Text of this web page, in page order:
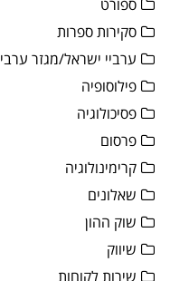
ספורט
סקירות ספרות
ערביי ישראל/מגזר ערבי
פילוסופיה
פסיכולוגיה
פרסום
קרימינולוגיה
שאלונים
שוק ההון
שיווק
שירות לקוחות